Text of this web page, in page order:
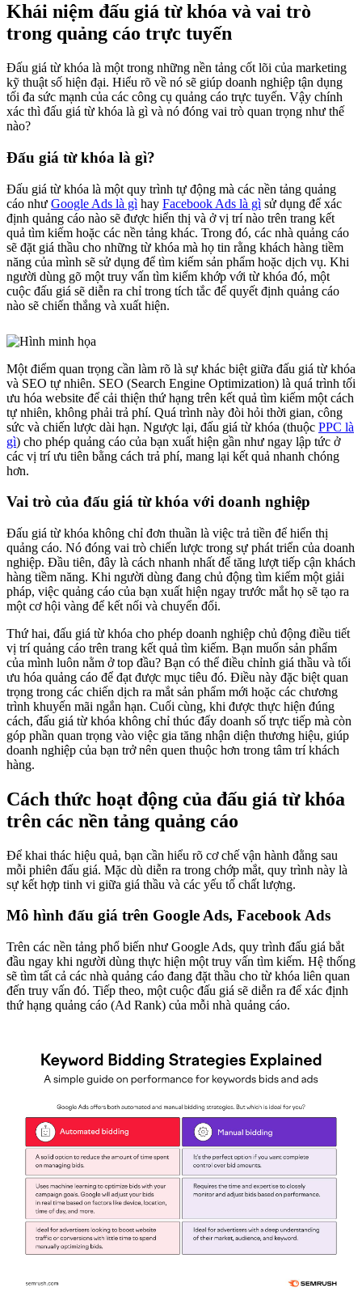
Khái niệm đấu giá từ khóa và vai trò
trong quảng cáo trực tuyến
Đấu giá từ khóa là một trong những nền tảng cốt lõi của marketing
kỹ thuật số hiện đại. Hiểu rõ về nó sẽ giúp doanh nghiệp tận dụng
tối đa sức mạnh của các công cụ quảng cáo trực tuyến. Vậy chính
xác thì đấu giá từ khóa là gì và nó đóng vai trò quan trọng như thế
nào?
Đấu giá từ khóa là gì?
Đấu giá từ khóa là một quy trình tự động mà các nền tảng quảng
cáo như Google Ads là gì hay Facebook Ads là gì sử dụng để xác
định quảng cáo nào sẽ được hiển thị và ở vị trí nào trên trang kết
quả tìm kiếm hoặc các nền tảng khác. Trong đó, các nhà quảng cáo
sẽ đặt giá thầu cho những từ khóa mà họ tin rằng khách hàng tiềm
năng của mình sẽ sử dụng để tìm kiếm sản phẩm hoặc dịch vụ. Khi
người dùng gõ một truy vấn tìm kiếm khớp với từ khóa đó, một
cuộc đấu giá sẽ diễn ra chỉ trong tích tắc để quyết định quảng cáo
nào sẽ chiến thắng và xuất hiện.
Một điểm quan trọng cần làm rõ là sự khác biệt giữa đấu giá từ khóa
và SEO tự nhiên. SEO (Search Engine Optimization) là quá trình tối
ưu hóa website để cải thiện thứ hạng trên kết quả tìm kiếm một cách
tự nhiên, không phải trả phí. Quá trình này đòi hỏi thời gian, công
sức và chiến lược dài hạn. Ngược lại, đấu giá từ khóa (thuộc PPC là
gì) cho phép quảng cáo của bạn xuất hiện gần như ngay lập tức ở
các vị trí ưu tiên bằng cách trả phí, mang lại kết quả nhanh chóng
hơn.
Vai trò của đấu giá từ khóa với doanh nghiệp
Đấu giá từ khóa không chỉ đơn thuần là việc trả tiền để hiển thị
quảng cáo. Nó đóng vai trò chiến lược trong sự phát triển của doanh
nghiệp. Đầu tiên, đây là cách nhanh nhất để tăng lượt tiếp cận khách
hàng tiềm năng. Khi người dùng đang chủ động tìm kiếm một giải
pháp, việc quảng cáo của bạn xuất hiện ngay trước mắt họ sẽ tạo ra
một cơ hội vàng để kết nối và chuyển đổi.
Thứ hai, đấu giá từ khóa cho phép doanh nghiệp chủ động điều tiết
vị trí quảng cáo trên trang kết quả tìm kiếm. Bạn muốn sản phẩm
của mình luôn nằm ở top đầu? Bạn có thể điều chỉnh giá thầu và tối
ưu hóa quảng cáo để đạt được mục tiêu đó. Điều này đặc biệt quan
trọng trong các chiến dịch ra mắt sản phẩm mới hoặc các chương
trình khuyến mãi ngắn hạn. Cuối cùng, khi được thực hiện đúng
cách, đấu giá từ khóa không chỉ thúc đẩy doanh số trực tiếp mà còn
góp phần quan trọng vào việc gia tăng nhận diện thương hiệu, giúp
doanh nghiệp của bạn trở nên quen thuộc hơn trong tâm trí khách
hàng.
Cách thức hoạt động của đấu giá từ khóa
trên các nền tảng quảng cáo
Để khai thác hiệu quả, bạn cần hiểu rõ cơ chế vận hành đằng sau
mỗi phiên đấu giá. Mặc dù diễn ra trong chớp mắt, quy trình này là
sự kết hợp tinh vi giữa giá thầu và các yếu tố chất lượng.
Mô hình đấu giá trên Google Ads, Facebook Ads
Trên các nền tảng phổ biến như Google Ads, quy trình đấu giá bắt
đầu ngay khi người dùng thực hiện một truy vấn tìm kiếm. Hệ thống
sẽ tìm tất cả các nhà quảng cáo đang đặt thầu cho từ khóa liên quan
đến truy vấn đó. Tiếp theo, một cuộc đấu giá sẽ diễn ra để xác định
thứ hạng quảng cáo (Ad Rank) của mỗi nhà quảng cáo.